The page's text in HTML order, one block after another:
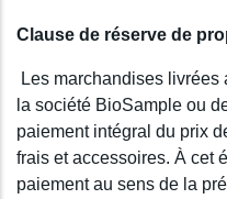
Clause de réserve de
Les marchandises
la société BioSample ou
paiement intégral du prix
frais et accessoires. À cet
paiement au sens de la